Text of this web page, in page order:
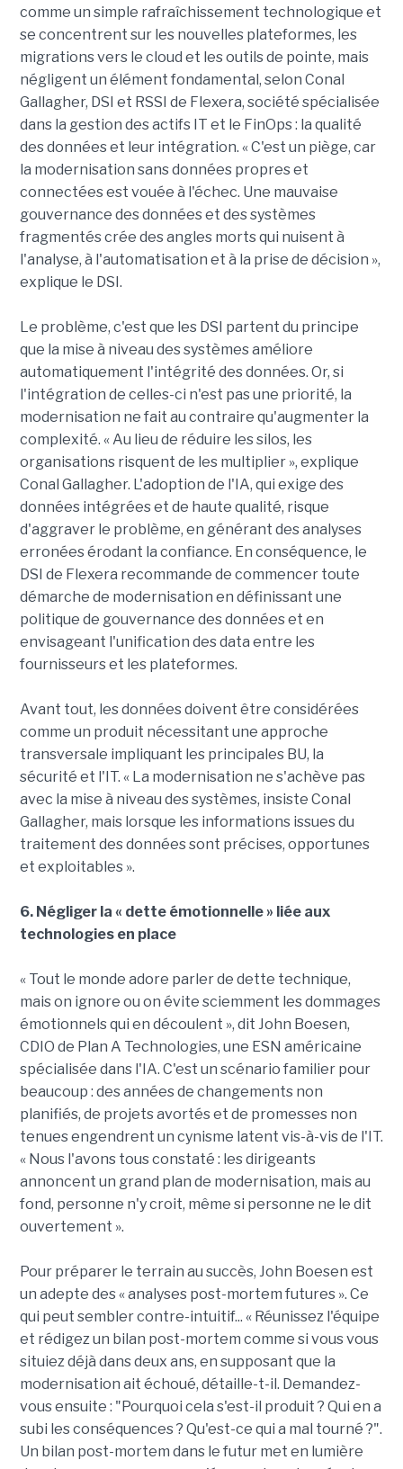
comme un simple rafraîchissement technologique et
se concentrent sur les nouvelles plateformes, les
migrations vers le cloud et les outils de pointe, mais
négligent un élément fondamental, selon Conal
Gallagher, DSI et RSSI de Flexera, société spécialisée
dans la gestion des actifs IT et le FinOps : la qualité
des données et leur intégration. « C'est un piège, car
la modernisation sans données propres et
connectées est vouée à l'échec. Une mauvaise
gouvernance des données et des systèmes
fragmentés crée des angles morts qui nuisent à
l'analyse, à l'automatisation et à la prise de décision »,
explique le DSI.
Le problème, c'est que les DSI partent du principe
que la mise à niveau des systèmes améliore
automatiquement l'intégrité des données. Or, si
l'intégration de celles-ci n'est pas une priorité, la
modernisation ne fait au contraire qu'augmenter la
complexité. « Au lieu de réduire les silos, les
organisations risquent de les multiplier », explique
Conal Gallagher. L'adoption de l'IA, qui exige des
données intégrées et de haute qualité, risque
d'aggraver le problème, en générant des analyses
erronées érodant la confiance. En conséquence, le
DSI de Flexera recommande de commencer toute
démarche de modernisation en définissant une
politique de gouvernance des données et en
envisageant l'unification des data entre les
fournisseurs et les plateformes.
Avant tout, les données doivent être considérées
comme un produit nécessitant une approche
transversale impliquant les principales BU, la
sécurité et l'IT. « La modernisation ne s'achève pas
avec la mise à niveau des systèmes, insiste Conal
Gallagher, mais lorsque les informations issues du
traitement des données sont précises, opportunes
et exploitables ».
6. Négliger la « dette émotionnelle » liée aux
technologies en place
« Tout le monde adore parler de dette technique,
mais on ignore ou on évite sciemment les dommages
émotionnels qui en découlent », dit John Boesen,
CDIO de Plan A Technologies, une ESN américaine
spécialisée dans l'IA. C'est un scénario familier pour
beaucoup : des années de changements non
planifiés, de projets avortés et de promesses non
tenues engendrent un cynisme latent vis-à-vis de l'IT.
« Nous l'avons tous constaté : les dirigeants
annoncent un grand plan de modernisation, mais au
fond, personne n'y croit, même si personne ne le dit
ouvertement ».
Pour préparer le terrain au succès, John Boesen est
un adepte des « analyses post-mortem futures ». Ce
qui peut sembler contre-intuitif... « Réunissez l'équipe
et rédigez un bilan post-mortem comme si vous vous
situiez déjà dans deux ans, en supposant que la
modernisation ait échoué, détaille-t-il. Demandez-
vous ensuite : "Pourquoi cela s'est-il produit ? Qui en a
subi les conséquences ? Qu'est-ce qui a mal tourné ?".
Un bilan post-mortem dans le futur met en lumière